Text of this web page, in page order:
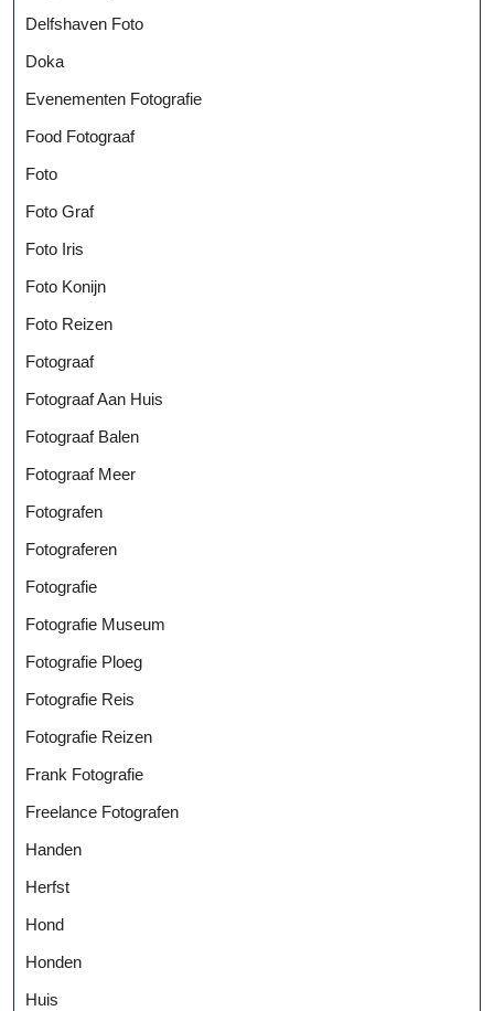
Delfshaven Foto
Doka
Evenementen Fotografie
Food Fotograaf
Foto
Foto Graf
Foto Iris
Foto Konijn
Foto Reizen
Fotograaf
Fotograaf Aan Huis
Fotograaf Balen
Fotograaf Meer
Fotografen
Fotograferen
Fotografie
Fotografie Museum
Fotografie Ploeg
Fotografie Reis
Fotografie Reizen
Frank Fotografie
Freelance Fotografen
Handen
Herfst
Hond
Honden
Huis